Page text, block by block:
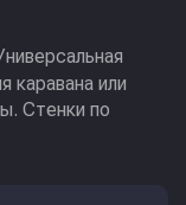
каравана или
Стенки по